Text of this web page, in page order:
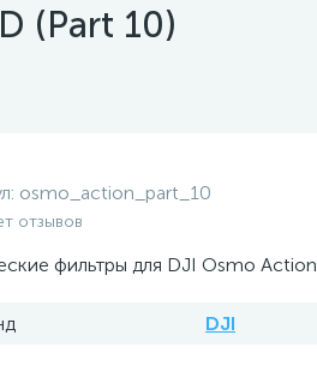
(Part 10)
osmo_action_part_10
отзывов
фильтры для DJI Osmo Action
DJI